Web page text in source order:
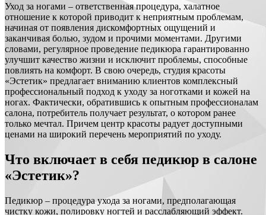
Уход за ногами – ответственная процедура, халатное
отношение к которой приводит к неприятным проблемам,
начиная от появления дискомфортных ощущений и
заканчивая болью, зудом и прочими моментами. Другими
словами, регулярное проведение педикюра гарантированно
улучшит качество жизни и исключит проблемы, способные
повлиять на комфорт. В свою очередь, студия красоты
«Эстетик» предлагает вниманию клиентов комплексный
профессиональный подход к уходу за ноготками и кожей на
ногах. Фактически, обратившись к опытным профессионалам
салона, потребитель получает результат, о котором ранее
только мечтал. Причем центр красоты радует доступными
ценами на широкий перечень мероприятий по уходу.
Что включает в себя педикюр в салоне
«Эстетик»?
Педикюр – процедура ухода за ногами, предполагающая
чистку кожи, полировку ногтей и расслабляющий эффект.